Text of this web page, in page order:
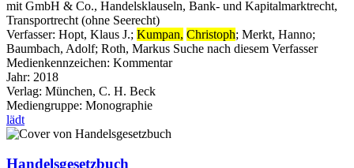
mit GmbH & Co., Handelsklauseln, Bank- und Kapitalmarktrecht,
Transportrecht (ohne Seerecht)
Verfasser: Hopt, Klaus J.; Kumpan, Christoph; Merkt, Hanno;
Baumbach, Adolf; Roth, Markus Suche nach diesem Verfasser
Medienkennzeichen: Kommentar
Jahr: 2018
Verlag: München, C. H. Beck
Mediengruppe: Monographie
lädt
Handelsgesetzbuch